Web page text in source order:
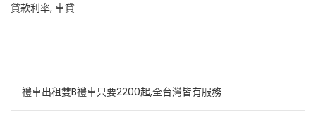
貸款利率, 車貸
文
禮車出租雙B禮車只要2200起,全台灣皆有服務